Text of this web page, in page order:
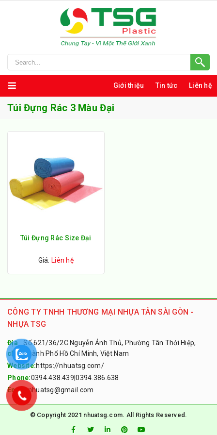
Giới thiệu Tin tức Liên hệ
Túi Đựng Rác 3 Màu Đại
Túi Đựng Rác Size Đại
Giá: Liên hệ
CÔNG TY TNHH THƯƠNG MẠI NHỰA TÂN SÀI GÒN -
NHỰA TSG
Địa
chỉ:
Số 621/36/2C Nguyễn Ảnh Thủ, Phường Tân Thới Hiệp,
Thành Phố Hồ Chí Minh, Việt Nam
Website:https://nhuatsg.com/
Phone:0394.438.439 |0394.386.638
Email:nhuatsg@gmail.com
© Copyright 2021 nhuatsg.com. All Rights Reserved.